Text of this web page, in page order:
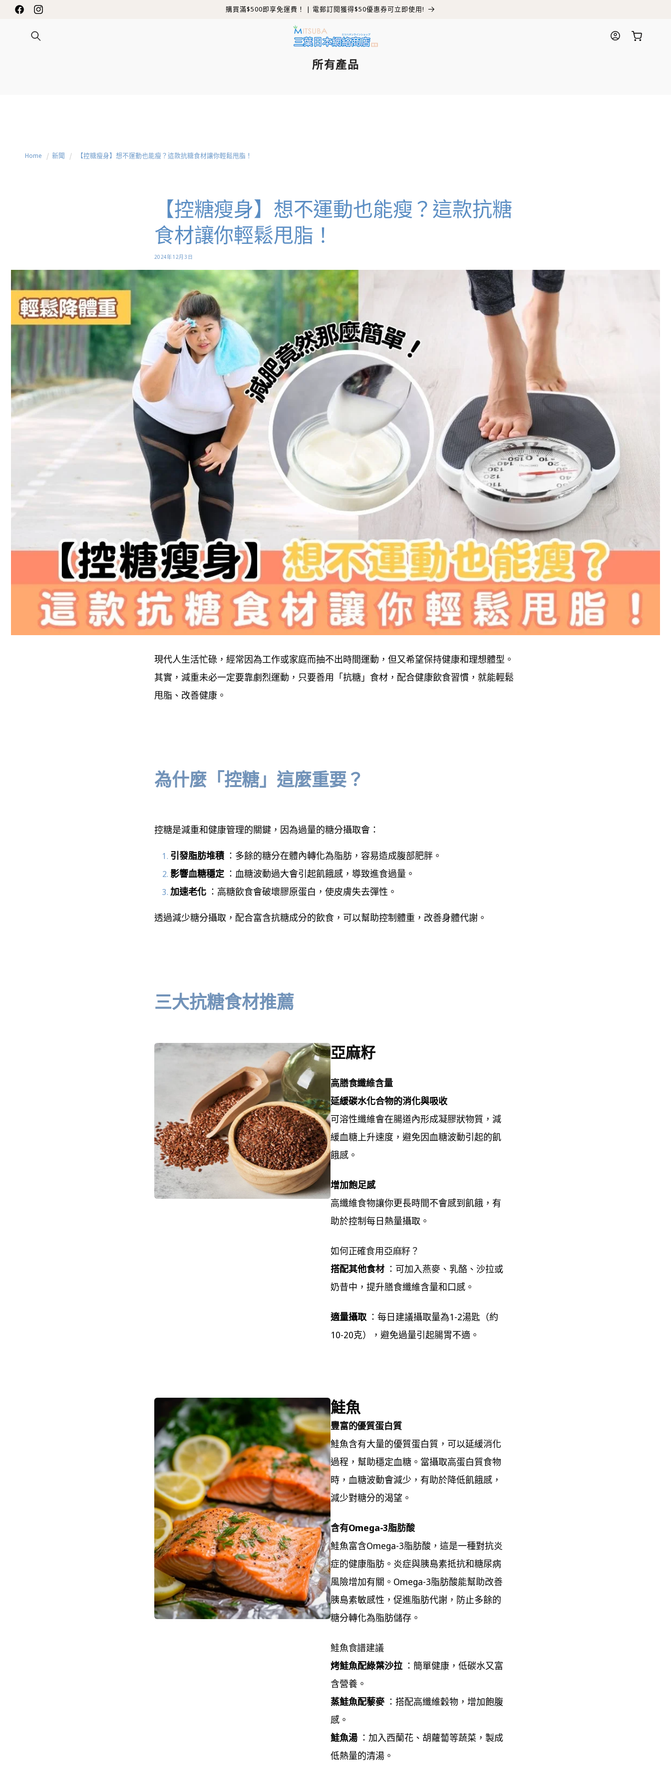
跳至內容
FacebookInstagram
INNESS 限時送禮優惠 購買滿$500即享免運費！ | 電郵訂閱獲得$50優惠券可立即使用!
所有產品
登
入
物
Home 新聞 【控糖瘦身】想不運動也能瘦？這款抗糖食材讓你輕鬆甩脂！
【控糖瘦身】想不運動也能瘦？這款抗糖
食材讓你輕鬆甩脂！
2024年12月3日
現代人生活忙碌，經常因為工作或家庭而抽不出時間運動，但又希望保持健康和理想體型。
其實，減重未必一定要靠劇烈運動，只要善用「抗糖」食材，配合健康飲食習慣，就能輕鬆
甩脂、改善健康。
為什麼「控糖」這麼重要？
控糖是減重和健康管理的關鍵，因為過量的糖分攝取會：
引發脂肪堆積 ：多餘的糖分在體內轉化為脂肪，容易造成腹部肥胖。
影響血糖穩定：血糖波動過大會引起飢餓感，導致進食過量。
加速老化 ：高糖飲食會破壞膠原蛋白，使皮膚失去彈性。
透過減少糖分攝取，配合富含抗糖成分的飲食，可以幫助控制體重，改善身體代謝。
三大抗糖食材推薦
亞麻籽
高膳食纖維含量
延緩碳水化合物的消化與吸收
可溶性纖維會在腸道內形成凝膠狀物質，減
緩血糖上升速度，避免因血糖波動引起的飢
餓感。
增加飽足感
高纖維食物讓你更長時間不會感到飢餓，有
助於控制每日熱量攝取。
如何正確食用亞麻籽？
搭配其他食材 ：可加入燕麥、乳酪、沙拉或
奶昔中，提升膳食纖維含量和口感。
適量攝取：每日建議攝取量為1-2湯匙（約
10-20克），避免過量引起腸胃不適。
鮭魚
豐富的優質蛋白質
鮭魚含有大量的優質蛋白質，可以延緩消化
過程，幫助穩定血糖。當攝取高蛋白質食物
時，血糖波動會減少，有助於降低飢餓感，
減少對糖分的渴望。
含有Omega-3脂肪酸
鮭魚富含Omega-3脂肪酸，這是一種對抗炎
症的健康脂肪。炎症與胰島素抵抗和糖尿病
風險增加有關。Omega-3脂肪酸能幫助改善
胰島素敏感性，促進脂肪代謝，防止多餘的
糖分轉化為脂肪儲存。
鮭魚食譜建議
烤鮭魚配綠葉沙拉：簡單健康，低碳水又富
含營養。
蒸鮭魚配藜麥：搭配高纖維穀物，增加飽腹
感。
鮭魚湯 ：加入西蘭花、胡蘿蔔等蔬菜，製成
低熱量的清湯。